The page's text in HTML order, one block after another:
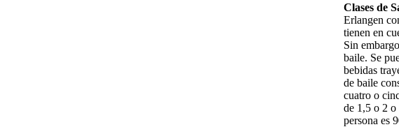
Clases de
Erlangen
tienen en
Sin
baile. Se
bebidas
de baile
cuatro o
de 1,5 o 2
persona es